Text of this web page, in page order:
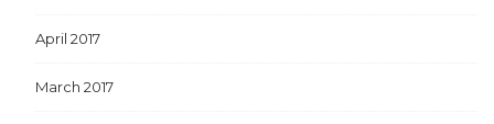
April 2017
March 2017